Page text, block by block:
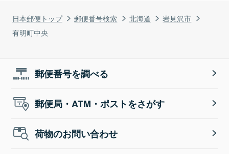
日本郵便トップ 郵便番号検索 北海道
岩見沢市
有明町中央
郵便番号を調べる
郵便局・ATM・ポストをさがす
荷物のお問い合わせ